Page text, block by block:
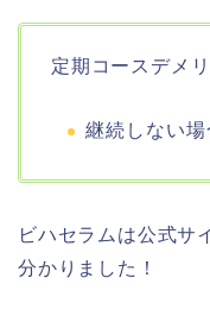
定期コースデメリ
継続しない
ビハセラムは公式サ
分かりました！